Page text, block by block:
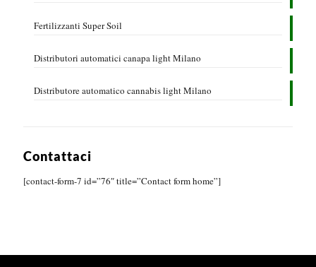
Fertilizzanti Super Soil
Distributori automatici canapa light Milano
Distributore automatico cannabis light Milano
Contattaci
[contact-form-7 id=”76″ title=”Contact form home”]